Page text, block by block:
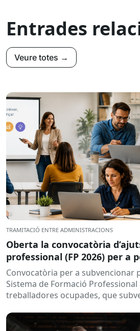
Entrades
Veure totes →
TRAMITACIÓ ENTRE ADMINISTRACIONS